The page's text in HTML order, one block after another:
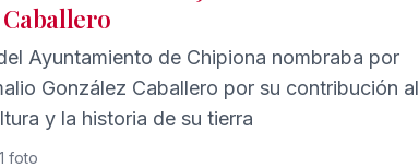
Ayuntamiento de Chipiona nombraba por
González Caballero por su contribución al
y la historia de su tierra
foto